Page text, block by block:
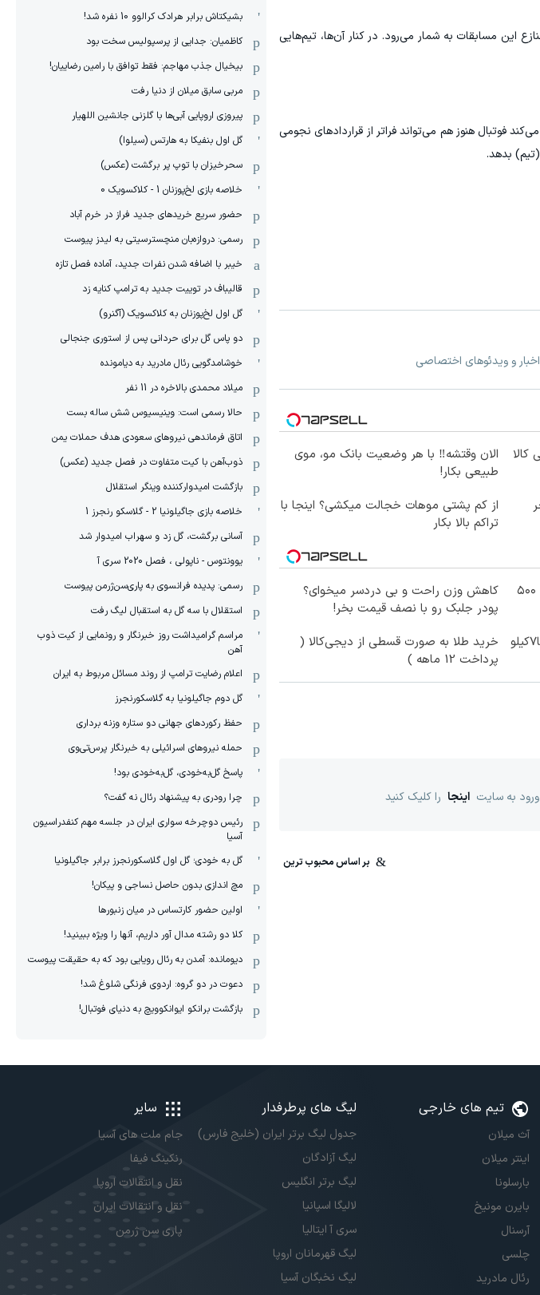
در بخش زنان، قدرت بلامنازع این مسابقات به شمار می‌رود. در کنار آن‌ها، تیم‌هایی
فوتبال هنوز هم می‌تواند فراتر از قراردادهای نجومی
و ویدئوهای اختصاصی
الان وقتشه‼️ با هر وضعیت بانک مو، موی
طبیعی بکار!
از کم پشتی موهات خجالت میکشی؟ اینجا با
تراکم بالا بکار
معاملات جهانی طلا با اسپرد صفر و تا ۵۰۰
کاهش وزن راحت و بی دردسر میخوای؟
پودر جلبک رو با نصف قیمت بخر!
موثرترین روش کاهش وزن گیاهی! 5تا۷کیلو
خرید طلا به صورت قسطی از دیجی‌کالا (
پرداخت 12 ماهه )
به سایت اینجا را کلیک کنید
بشیکتاش برابر هرادک کرالوو 10 نفره شد!
کاظمیان: جدایی از پرسپولیس سخت بود
بیخیال جذب مهاجم: فقط توافق با رامین رضاییان!
مربی سابق میلان از دنیا رفت
پیروزی اروپایی آبی‌ها با گلزنی جانشین اللهیار
گل اول بنفیکا به هارتس (سیلوا)
سحرخیزان با توپ پر برگشت (عکس)
خلاصه بازی لخ‌پوزنان 1 - کلاکسویک 0
حضور سریع خریدهای جدید فراز در خرم آباد
رسمی: دروازه‌بان منچسترسیتی به لیدز پیوست
خیبر با اضافه شدن نفرات جدید، آماده فصل تازه
قالیباف در توییت جدید به ترامپ کنایه زد
گل اول لخ‌پوزنان به کلاکسویک (آگنرو)
دو پاس گل برای حردانی پس از استوری جنجالی
خوشامدگویی رئال مادرید به دیامونده
میلاد محمدی بالاخره در 11 نفر
حالا رسمی است: وینیسیوس شش ساله بست
اتاق فرماندهی نیروهای سعودی هدف حملات یمن
ذوب‌آهن با کیت متفاوت در فصل جدید (عکس)
بازگشت امیدوارکننده وینگر استقلال
خلاصه بازی جاگیلونیا 2 - گلاسکو رنجرز 1
آسانی برگشت، گل زد و سهراب امیدوار شد
یوونتوس - ناپولی ، فصل 2020 سری آ
رسمی: پدیده فرانسوی به پاری‌سن‌ژرمن پیوست
استقلال با سه گل به استقبال لیگ رفت
مراسم گرامیداشت روز خبرنگار و رونمایی از کیت ذوب
آهن
اعلام رضایت ترامپ از روند مسائل مربوط به ایران
گل دوم جاگیلونیا به گلاسکورنجرز
حفظ رکوردهای جهانی دو ستاره وزنه برداری
حمله نیروهای اسرائیلی به خبرنگار پرس‌تی‌وی
پاسخ گل‌به‌خودی، گل‌به‌خودی بود!
چرا رودری به پیشنهاد رئال نه گفت؟
رئیس دوچرخه سواری ایران در جلسه مهم کنفدراسیون
آسیا
گل به خودی؛ گل اول گلاسکورنجرز برابر جاگیلونیا
مچ اندازی بدون حاصل نساجی و پیکان!
اولین حضور کارتساس در میان زنبورها
کلا دو‌ رشته مدال آور داریم، آنها را ویژه ببینید!
دیومانده: آمدن به رئال رویایی بود که به حقیقت پیوست
دعوت در دو گروه: اردوی فرنگی شلوغ شد!
بازگشت برانکو ایوانکوویچ به دنیای فوتبال!
تیم های خارجی
آث میلان
اینتر میلان
بارسلونا
بایرن مونیخ
آرسنال
چلسی
رئال مادرید
لیگ های پرطرفدار
جدول لیگ برتر ایران (خلیج فارس)
لیگ آزادگان
لیگ برتر انگلیس
لالیگا اسپانیا
سری آ ایتالیا
لیگ قهرمانان اروپا
لیگ نخبگان آسیا
سایر
جام ملت های آسیا
رنکینگ فیفا
نقل و انتقالات اروپا
نقل و انتقالات ایران
پاری سن ژرمن